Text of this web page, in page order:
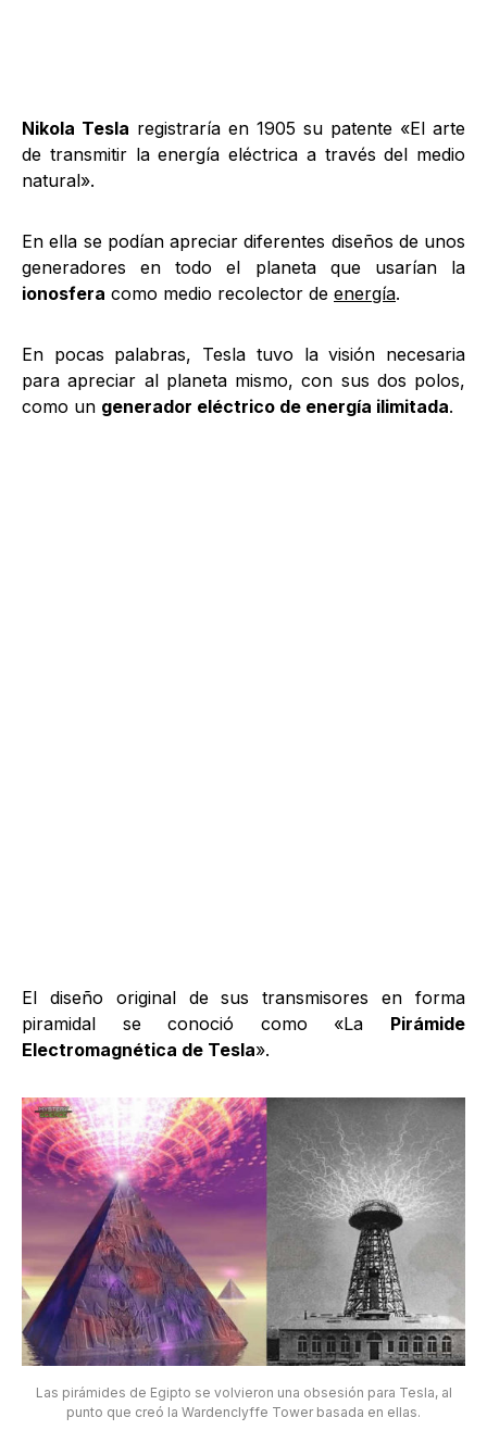
Nikola Tesla registraría en 1905 su patente «El arte
de transmitir la energía eléctrica a través del medio
natural».
En ella se podían apreciar diferentes diseños de unos
generadores en todo el planeta que usarían la
ionosfera como medio recolector de energía.
En pocas palabras, Tesla tuvo la visión necesaria
para apreciar al planeta mismo, con sus dos polos,
como un generador eléctrico de energía ilimitada.
El diseño original de sus transmisores en forma
piramidal se conoció como «La Pirámide
Electromagnética de Tesla».
Las pirámides de Egipto se volvieron una obsesión para Tesla, al
punto que creó la Wardenclyffe Tower basada en ellas.